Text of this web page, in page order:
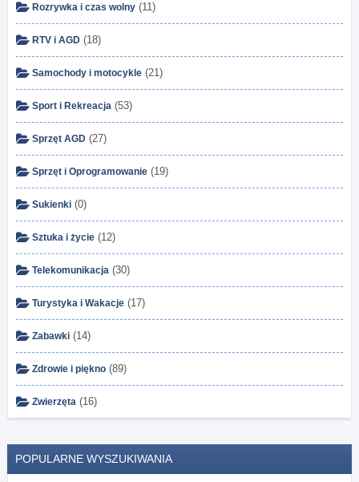
Rozrywka i czas wolny (11)
RTV i AGD (18)
Samochody i motocykle (21)
Sport i Rekreacja (53)
Sprzęt AGD (27)
Sprzęt i Oprogramowanie (19)
Sukienki (0)
Sztuka i życie (12)
Telekomunikacja (30)
Turystyka i Wakacje (17)
Zabawki (14)
Zdrowie i piękno (89)
Zwierzęta (16)
POPULARNE WYSZUKIWANIA